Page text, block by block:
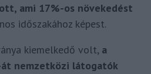
ami 17%-os növekedést
időszakához képest.
kiemelkedő volt, a
nemzetközi látogatók